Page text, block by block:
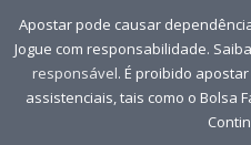
Apostar pode causar
Jogue com responsabilidade.
responsável. É proibido
assistenciais, tais como o Bolsa